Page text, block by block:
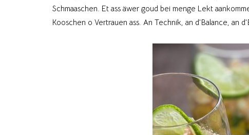
Schmaaschen. Et ass äwer goud bei menge Lekt
Kooschen o Vertrauen ass. An Technik, an d’Balance, an